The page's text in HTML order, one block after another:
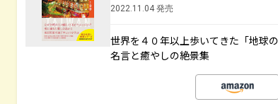
2022.11.04 発売
世界を４０年以上歩いてきた「地球
名言と癒やしの絶景集